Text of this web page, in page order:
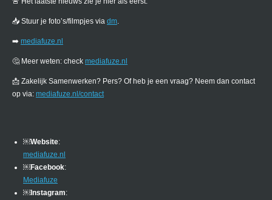
📥 Stuur je foto’s/filmpjes via dm.
➡️ mediafuze.nl
🤔 Meer weten: check mediafuze.nl
📩 Zakelijk Samenwerken? Pers? Of heb je een vraag? Neem dan contact
op via: mediafuze.nl/contact
￼Website:
mediafuze.nl
￼Facebook:
Mediafuze
￼ Instagram: